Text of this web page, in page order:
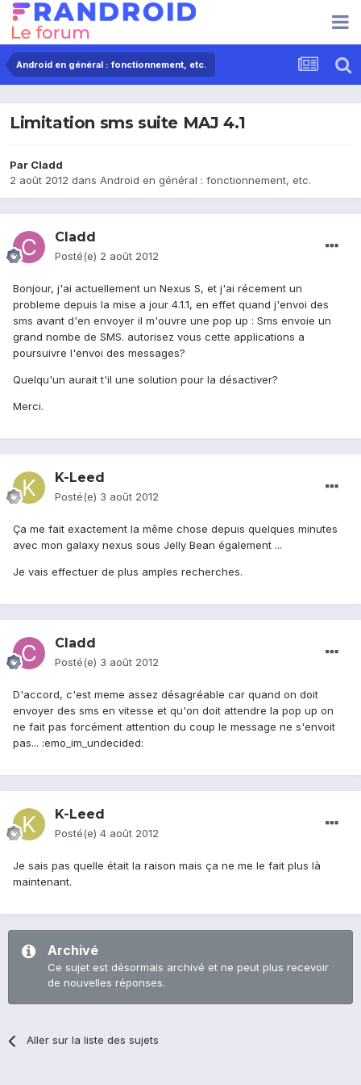
Android en général : fonctionnement, etc.
Limitation sms suite MAJ 4.1
Par Cladd
2 août 2012 dans Android en général : fonctionnement, etc.
Cladd
Posté(e) 2 août 2012
Bonjour, j'ai actuellement un Nexus S, et j'ai récement un
probleme depuis la mise a jour 4.1.1, en effet quand j'envoi des
sms avant d'en envoyer il m'ouvre une pop up : Sms envoie un
grand nombe de SMS. autorisez vous cette applications a
poursuivre l'envoi des messages?
Quelqu'un aurait t'il une solution pour la désactiver?
Merci.
K-Leed
Posté(e) 3 août 2012
Ça me fait exactement la même chose depuis quelques minutes
avec mon galaxy nexus sous Jelly Bean également ...
Je vais effectuer de plus amples recherches.
Cladd
Posté(e) 3 août 2012
D'accord, c'est meme assez désagréable car quand on doit
envoyer des sms en vitesse et qu'on doit attendre la pop up on
ne fait pas forcément attention du coup le message ne s'envoit
pas... :emo_im_undecided:
K-Leed
Posté(e) 4 août 2012
Je sais pas quelle était la raison mais ça ne me le fait plus là
maintenant.
Archivé
Ce sujet est désormais archivé et ne peut plus recevoir
de nouvelles réponses.
Aller sur la liste des sujets